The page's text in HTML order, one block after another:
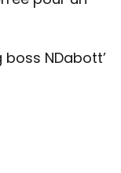
NDabott’